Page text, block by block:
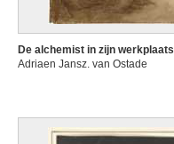
De alchemist in zijn werkplaats
Adriaen Jansz. van Ostade